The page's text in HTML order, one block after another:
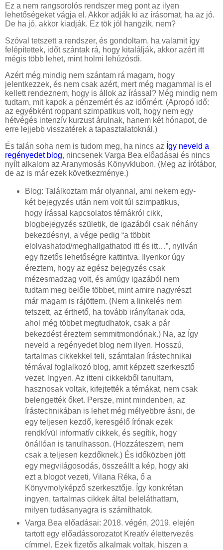
Ez a nem rangsorolós rendszer meg pont az ilyen
lehetőségeket vágja el. Akkor adják ki az írásomat, ha az jó.
De ha jó, akkor kiadják. Ez tök jól hangzik, nem?
Szóval tetszett a rendszer, és gondoltam, ha valamit így
felépítettek, időt szántak rá, hogy kitalálják, akkor azért itt
mégis több lehet, mint holmi lehúzósdi.
Azért még mindig nem szántam rá magam, hogy
jelentkezzek, és nem csak azért, mert még magammal is el
kellett rendeznem, hogy is állok az írással? Még mindig nem
tudtam, mit kapok a pénzemért és az időmért. (Apropó idő:
az egyébként roppant szimpatikus volt, hogy nem egy
hétvégés intenzív kurzust árulnak, hanem két hónapot, de
erre lejjebb visszatérek a tapasztalatoknál.)
És talán soha nem is tudom meg, ha nincs az Így neveld a
regényedet blog, nincsenek Varga Bea előadásai és nincs
nyílt alkalom az Aranymosás Könyvklubon. (Meg az írótábor,
de az is már ezek következménye.)
Blog: Találkoztam már olyannal, ami nekem egy-
két bejegyzés után nem volt túl szimpatikus,
hogy írással kapcsolatos témákról cikk,
blogbejegyzés születik, de igazából csak néhány
bekezdésnyi, a vége pedig “a többit
elolvashatod/meghallgathatod itt és itt…”, nyilván
egy fizetős lehetőségre kattintva. Ilyenkor úgy
éreztem, hogy az egész bejegyzés csak
mézesmadzag volt, és amúgy igazából nem
tudtam meg belőle többet, mint amire nagyrészt
már magam is rájöttem. (Nem a linkelés nem
tetszett, az érthető, ha tovább irányítanak oda,
ahol még többet megtudhatok, csak a pár
bekezdést éreztem semmitmondónak.) Na, az Így
neveld a regényedet blog nem ilyen. Hosszú,
tartalmas cikkekkel teli, számtalan írástechnikai
témával foglalkozó blog, amit képzett szerkesztő
vezet. Ingyen. Az itteni cikkekből tanultam,
hasznosak voltak, kifejtették a témákat, nem csak
belengették őket. Persze, mint mindenben, az
írástechnikában is lehet még mélyebbre ásni, de
egy teljesen kezdő, keresgélő írónak ezek
rendkívül informatív cikkek, és segítik, hogy
önállóan is tanulhasson. (Hozzáteszem, nem
csak a teljesen kezdőknek.) És időközben jött
egy megvilágosodás, összeállt a kép, hogy aki
ezt a blogot vezeti, Vilana Réka, ő a
Könyvmolyképző szerkesztője. Így konkrétan
ingyen, tartalmas cikkek által beleláthattam,
milyen tudásanyagra is számíthatok.
Varga Bea előadásai: 2018. végén, 2019. elején
tartott egy előadássorozatot Kreatív élettervezés
címmel. Ezek fizetős alkalmak voltak, hiszen a